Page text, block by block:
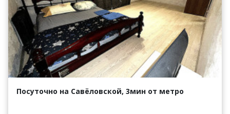
Посуточно на Савёловской, 3мин от метро